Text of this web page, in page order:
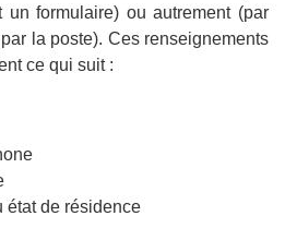
un formulaire) ou autrement (par
la poste). Ces renseignements
ce qui suit :
état de résidence